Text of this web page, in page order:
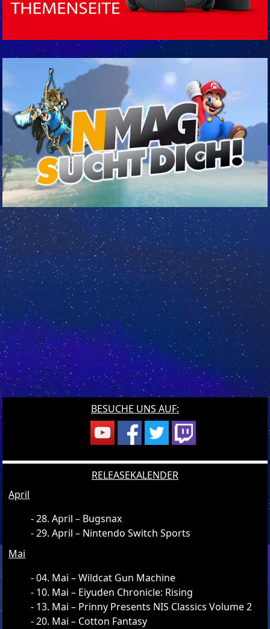
BESUCHE UNS AUF:
RELEASEKALENDER
April
28. April – Bugsnax
29. April – Nintendo Switch Sports
Mai
04. Mai – Wildcat Gun Machine
10. Mai – Eiyuden Chronicle: Rising
13. Mai – Prinny Presents NIS Classics Volume 2
20. Mai – Cotton Fantasy